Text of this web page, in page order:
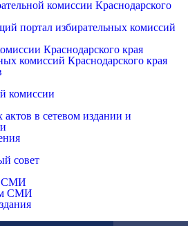
комиссии Краснодарского
портал избирательных комиссий
Краснодарского края
комиссий Краснодарского края
комиссии
в сетевом издании и
совет
СМИ
СМИ